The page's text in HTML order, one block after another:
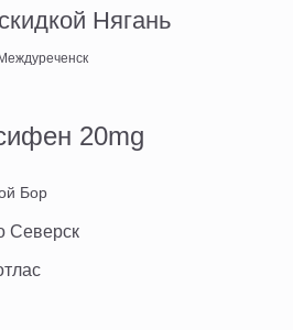
Нягань
20mg
Бор
Северск